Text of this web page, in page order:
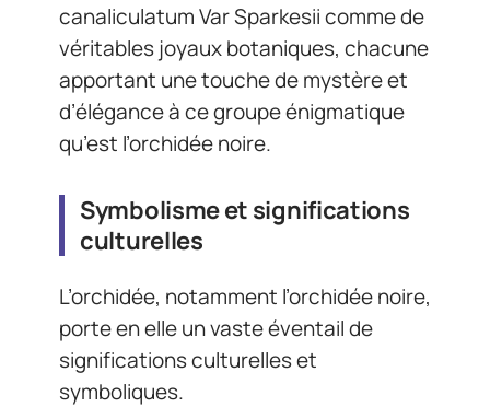
canaliculatum Var Sparkesii comme de
véritables joyaux botaniques, chacune
apportant une touche de mystère et
d’élégance à ce groupe énigmatique
qu’est l’orchidée noire.
Symbolisme et significations
culturelles
L’orchidée, notamment l’orchidée noire,
porte en elle un vaste éventail de
significations culturelles et
symboliques.